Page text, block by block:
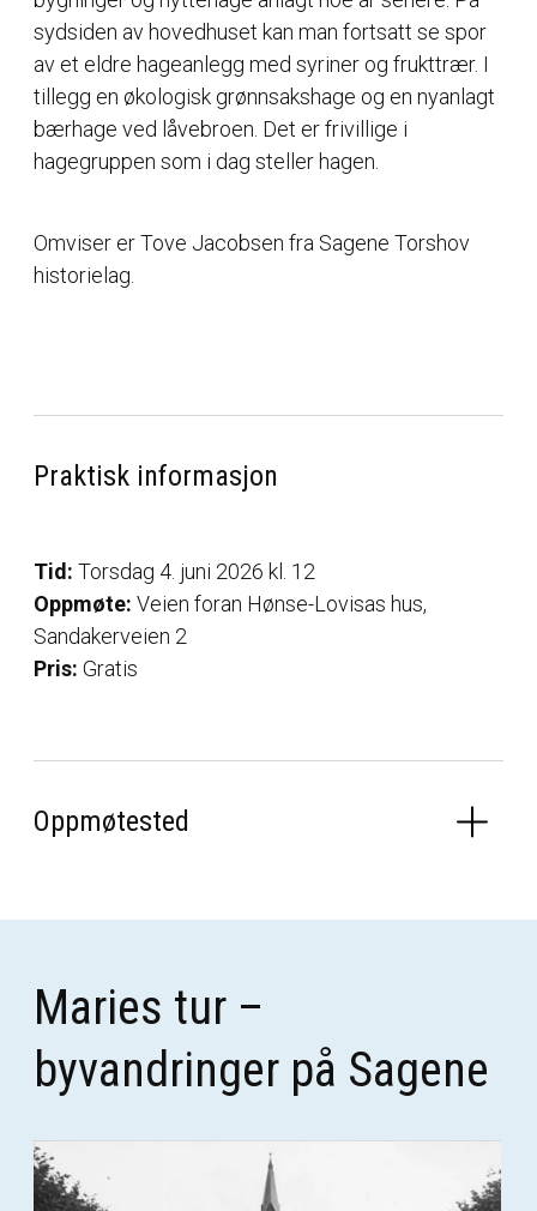
sydsiden av hovedhuset kan man fortsatt se spor
av et eldre hageanlegg med syriner og frukttrær. I
tillegg en økologisk grønnsakshage og en nyanlagt
bærhage ved låvebroen. Det er frivillige i
hagegruppen som i dag steller hagen.
Omviser er Tove Jacobsen fra Sagene Torshov
historielag.
Praktisk informasjon
Tid: Torsdag 4. juni 2026 kl. 12
Oppmøte: Veien foran Hønse-Lovisas hus,
Sandakerveien 2
Pris: Gratis
Oppmøtested
Maries tur –
byvandringer på Sagene